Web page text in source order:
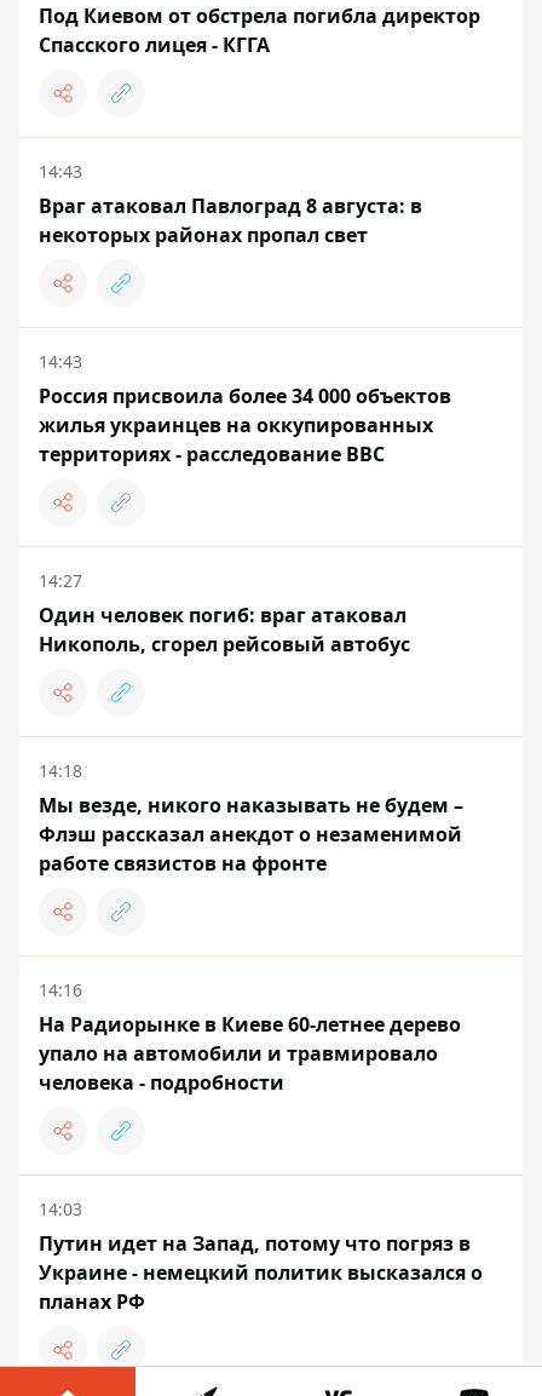
Под Киевом от обстрела погибла директор
Спасского лицея - КГГА
14:43
Враг атаковал Павлоград 8 августа: в
некоторых районах пропал свет
14:43
Россия присвоила более 34 000 объектов
жилья украинцев на оккупированных
территориях - расследование BBC
14:27
Один человек погиб: враг атаковал
Никополь, сгорел рейсовый автобус
14:18
Мы везде, никого наказывать не будем –
Флэш рассказал анекдот о незаменимой
работе связистов на фронте
14:16
На Радиорынке в Киеве 60-летнее дерево
упало на автомобили и травмировало
человека - подробности
14:03
Путин идет на Запад, потому что погряз в
Украине - немецкий политик высказался о
планах РФ